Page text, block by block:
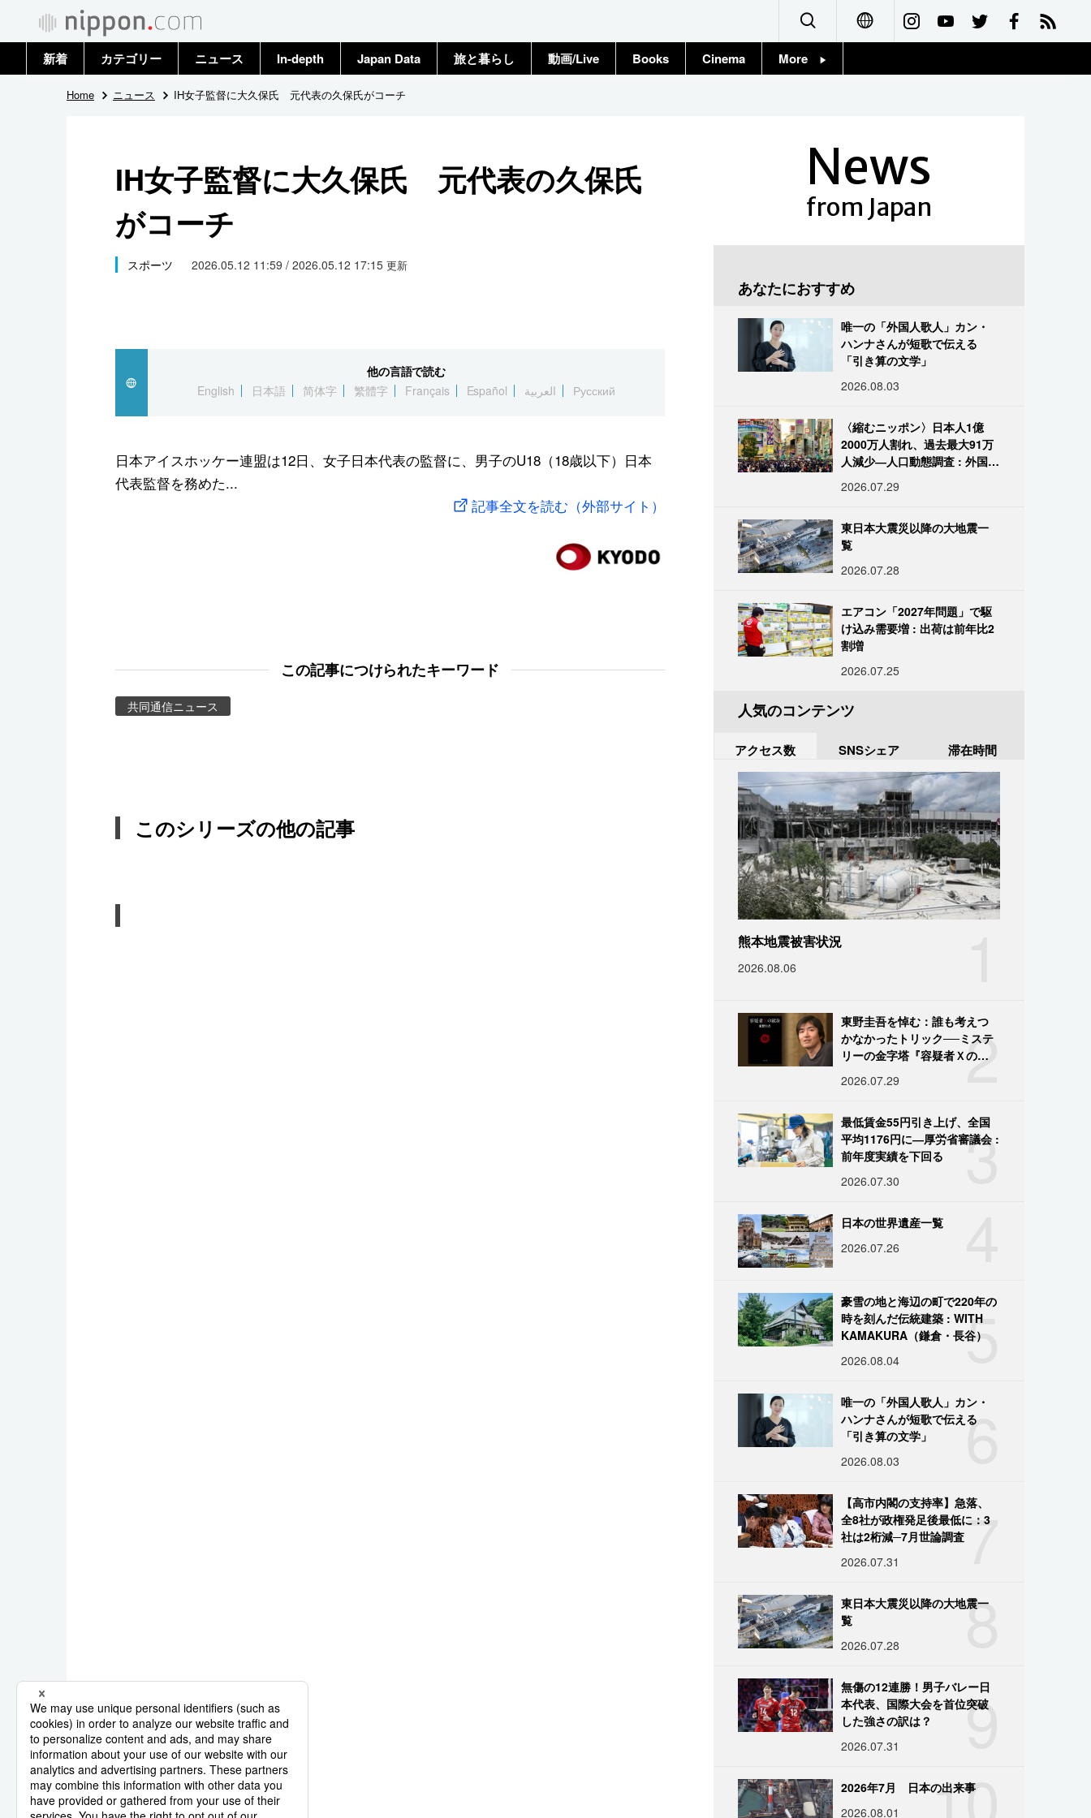
Français
新着 カテゴリー
政治・外交
社会
文化
スポーツ・東京2020
ニュース
トップ
In-depth Japan Data 旅と暮らし 動画/Live Books Cinema More
Home ニュース IH女子監督に大久保氏 元代表の久保氏がコーチ
IH女子監督に大久保氏 元代表の久保氏
がコーチ
スポーツ 2026.05.12 11:59 / 2026.05.12 17:15 更新
他の言語で読む
English
日本語 简体字 繁體字 Français Español العربية Русский
日本アイスホッケー連盟は12日、女子日本代表の監督に、男子のU18（18歳以下）日本
代表監督を務めた...
記事全文を読む（外部サイト）
この記事につけられたキーワード
共同通信ニュース
このシリーズの他の記事
News
from Japan
あなたにおすすめ
唯一の「外国人歌人」カン・
ハンナさんが短歌で伝える
「引き算の文学」
2026.08.03
〈縮むニッポン〉日本人1億
2000万人割れ、過去最大91万
人減少―人口動態調査 : 外国人
2026.07.29
東日本大震災以降の大地震一
覧
2026.07.28
エアコン「2027年問題」で駆
け込み需要増 : 出荷は前年比2
割増
2026.07.25
人気のコンテンツ
アクセス数 SNSシェア 滞在時間
熊本地震被害状況
2026.08.06
2
東野圭吾を悼む：誰も考えつ
かなかったトリック──ミステ
リーの金字塔『容疑者Ｘの献
2026.07.29
3
最低賃金55円引き上げ、全国
平均1176円に―厚労省審議会 :
前年度実績を下回る
2026.07.30
日本の世界遺産一覧
2026.07.26
5
豪雪の地と海辺の町で220年の
時を刻んだ伝統建築 : WITH
KAMAKURA（鎌倉・長谷）
2026.08.04
6
唯一の「外国人歌人」カン・
ハンナさんが短歌で伝える
「引き算の文学」
2026.08.03
7
【高市内閣の支持率】急落、
全8社が政権発足後最低に：3
社は2桁減─7月世論調査
2026.07.31
8
東日本大震災以降の大地震一
覧
2026.07.28
9
無傷の12連勝！男子バレー日
本代表、国際大会を首位突破
した強さの訳は？
2026.07.31
10
2026年7月 日本の出来事
2026.08.01